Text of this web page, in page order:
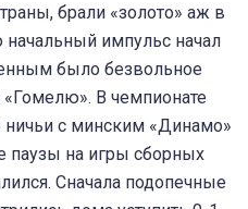
брали «золото» аж в
начальный импульс начал
было безвольное
В чемпионате
с минским «Динамо»
паузы на игры сборных
Сначала подопечные